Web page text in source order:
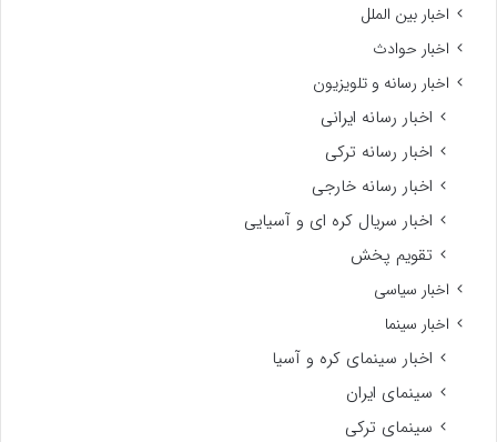
اخبار بین الملل
اخبار حوادث
اخبار رسانه و تلویزیون
اخبار رسانه ایرانی
اخبار رسانه ترکی
اخبار رسانه خارجی
اخبار سریال کره ای و آسیایی
تقویم پخش
اخبار سیاسی
اخبار سینما
اخبار سینمای کره و آسیا
سینمای ایران
سینمای ترکی